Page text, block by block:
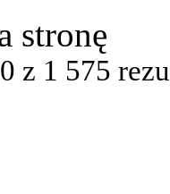
stronę
z 1 575